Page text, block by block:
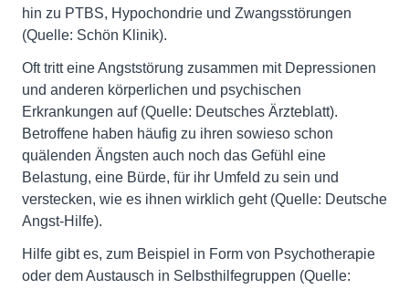
hin zu PTBS, Hypochondrie und Zwangsstörungen
(Quelle: Schön Klinik).
Oft tritt eine Angststörung zusammen mit Depressionen
und anderen körperlichen und psychischen
Erkrankungen auf (Quelle: Deutsches Ärzteblatt).
Betroffene haben häufig zu ihren sowieso schon
quälenden Ängsten auch noch das Gefühl eine
Belastung, eine Bürde, für ihr Umfeld zu sein und
verstecken, wie es ihnen wirklich geht (Quelle: Deutsche
Angst-Hilfe).
Hilfe gibt es, zum Beispiel in Form von Psychotherapie
oder dem Austausch in Selbsthilfegruppen (Quelle: